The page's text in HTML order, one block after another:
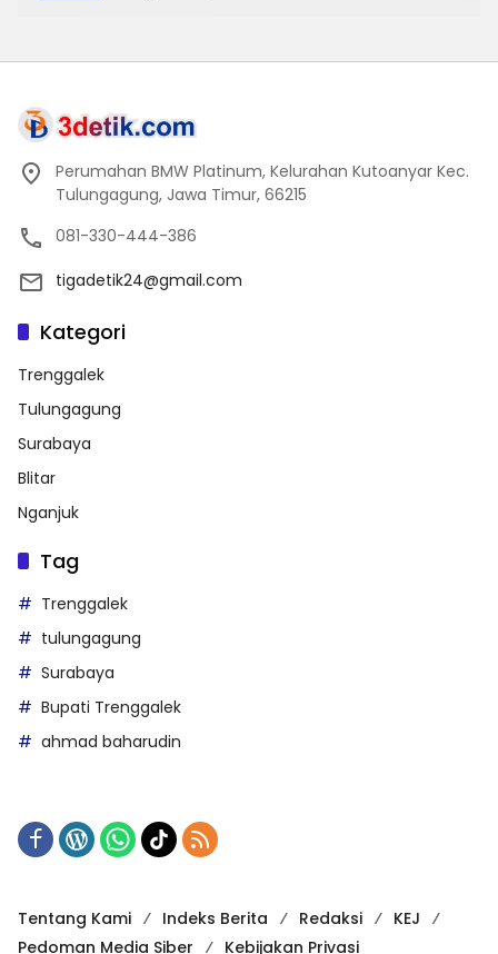
Perumahan BMW Platinum, Kelurahan Kutoanyar Kec.
Tulungagung, Jawa Timur, 66215
081-330-444-386
tigadetik24@gmail.com
Kategori
Trenggalek
Tulungagung
Surabaya
Blitar
Nganjuk
Tag
Trenggalek
tulungagung
Surabaya
Bupati Trenggalek
ahmad baharudin
Tentang Kami Indeks Berita Redaksi
KEJ
Pedoman Media Siber
Kebijakan Privasi